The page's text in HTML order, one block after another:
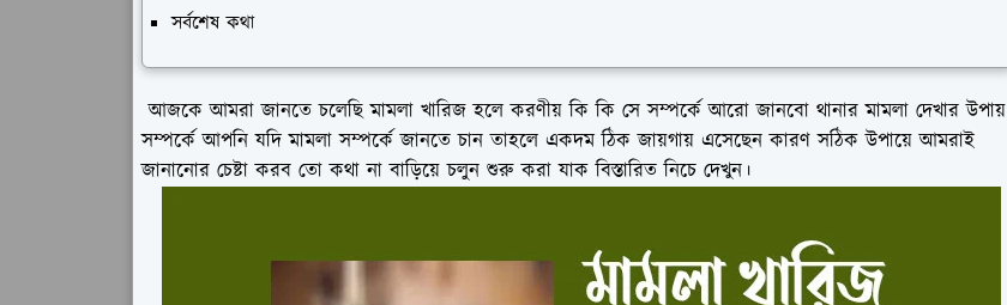
সর্বশেষ কথা
আজকে আমরা জানতে চলেছি মামলা খারিজ হলে করণীয় কি কি সে সম্পর্কে আরো জানবো থানার মামলা দেখার উপায়
সম্পর্কে আপনি যদি মামলা সম্পর্কে জানতে চান তাহলে একদম ঠিক জায়গায় এসেছেন কারণ সঠিক উপায়ে আমরাই
জানানোর চেষ্টা করব তো কথা না বাড়িয়ে চলুন শুরু করা যাক বিস্তারিত নিচে দেখুন।